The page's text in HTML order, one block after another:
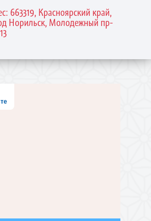
663319, Красноярский край,
Норильск, Молодежный пр-